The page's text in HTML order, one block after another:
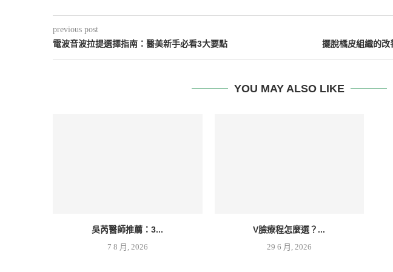
previous post
電波音波拉提選擇指南：醫美新手必看3大要點 擺脫橘皮組織的改
YOU MAY ALSO LIKE
吳芮醫師推薦：3...
7 8 月, 2026
V臉療程怎麼選？...
29 6 月, 2026